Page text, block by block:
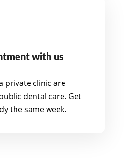
with us
private clinic are
dental care. Get
the same week.